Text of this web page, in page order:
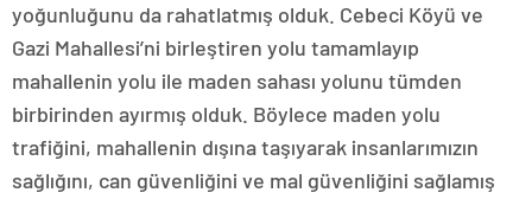
yoğunluğunu da rahatlatmış olduk. Cebeci Köyü ve
Gazi Mahallesi’ni birleştiren yolu tamamlayıp
mahallenin yolu ile maden sahası yolunu tümden
birbirinden ayırmış olduk. Böylece maden yolu
trafiğini, mahallenin dışına taşıyarak insanlarımızın
sağlığını, can güvenliğini ve mal güvenliğini sağlamış